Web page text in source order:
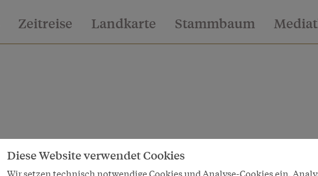
Zeitreise Landkarte Stammbaum
Diese Website verwendet Cookies
Wir setzen technisch notwendige Cookies und Analyse-Cookies ein.